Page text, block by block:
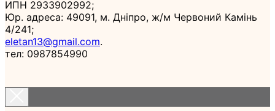
ИПН 2933902992;
Юр. адреса: 49091, м. Дніпро, ж/м Червоний Камінь
4/241;
eletan13@gmail.com.
тел: 0987854990